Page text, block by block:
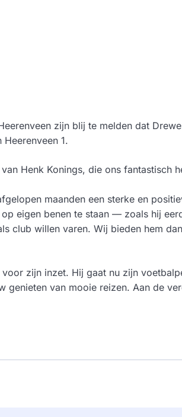
zijn blij te melden dat
1.
Henk Konings, die ons fantastisch
maanden een sterke en
eigen benen te staan — zoals hij
club willen varen. Wij bieden hem
zijn inzet. Hij gaat nu zijn
genieten van mooie reizen. Aan de